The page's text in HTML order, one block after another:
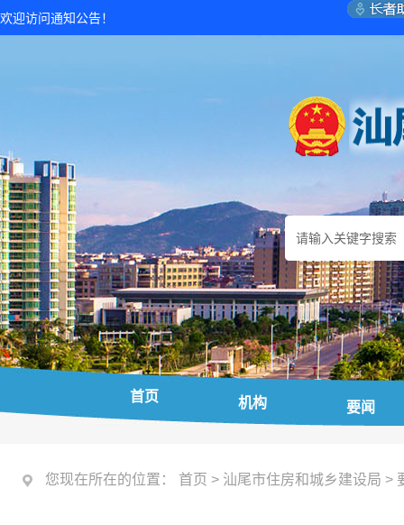
欢迎访问通知公告！
首页 机构 要闻
您现在所在的位置： 首页 > 汕尾市住房和城乡建设局 >